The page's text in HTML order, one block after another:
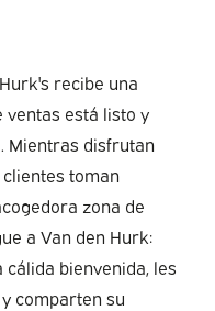
recibe una
ventas está listo y
Mientras disfrutan
toman
zona de
a Van den Hurk:
bienvenida, les
comparten su